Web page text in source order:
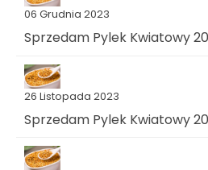
06 Grudnia 2023
Sprzedam Pylek Kwiatowy
26 Listopada 2023
Sprzedam Pylek Kwiatowy